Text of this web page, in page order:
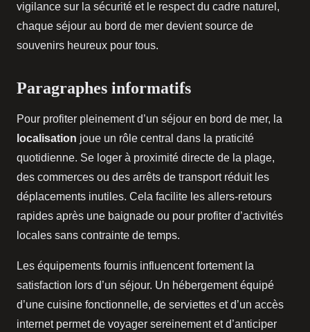
vigilance sur la sécurité et le respect du cadre naturel,
chaque séjour au bord de mer devient source de
souvenirs heureux pour tous.
Paragraphes informatifs
Pour profiter pleinement d’un séjour en bord de mer, la
localisation joue un rôle central dans la praticité
quotidienne. Se loger à proximité directe de la plage,
des commerces ou des arrêts de transport réduit les
déplacements inutiles. Cela facilite les allers-retours
rapides après une baignade ou pour profiter d’activités
locales sans contrainte de temps.
Les équipements fournis influencent fortement la
satisfaction lors d’un séjour. Un hébergement équipé
d’une cuisine fonctionnelle, de serviettes et d’un accès
internet permet de voyager sereinement et d’anticiper